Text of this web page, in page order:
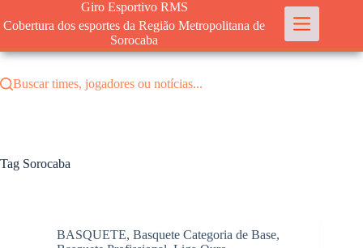
para
conteúdo
Giro Esportivo RMS
Cobertura dos esportes da Região Metropolitana de
Sorocaba
Buscar times, jogadores ou notícias...
Tag Sorocaba
BASQUETE, Basquete Categoria de Base,